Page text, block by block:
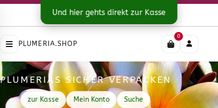
Kontakt|Versandarten
PLUMERIA.SHOP
0
PLUMERIAS SICHER VERPACKEN
zur Kasse Mein Konto Suche
Und hier gehts direkt zur Kasse